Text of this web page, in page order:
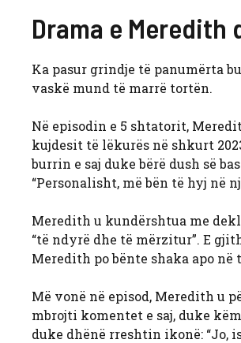
Drama e Meredith
Ka pasur grindje të panumërta
vaskë mund të marrë tortën.
Në episodin e 5 shtatorit,
kujdesit të lëkurës në shkurt
burrin e saj duke bërë dush së
“Personalisht, më bën të hyj në
Meredith u kundërshtua me
“të ndyrë dhe të mërzitur”. E
Meredith po bënte shaka apo
Më vonë në episod, Meredith u
mbrojti komentet e saj, duke
duke dhënë rreshtin ikonë: “Jo,